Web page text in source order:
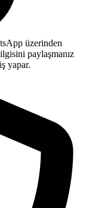
üzerinden
paylaşmanız
yapar.